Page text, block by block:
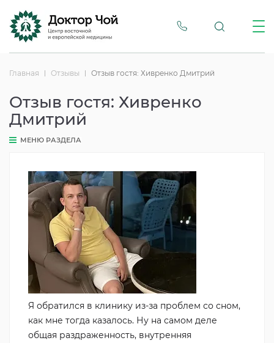
Главная Отзывы Отзыв гостя: Хивренко Дмитрий
Отзыв гостя: Хивренко
Дмитрий
МЕНЮ РАЗДЕЛА
Я обратился в клинику из-за проблем со сном,
как мне тогда казалось. Ну на самом деле
общая раздраженность, внутренняя